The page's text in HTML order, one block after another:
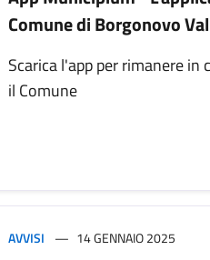
Comune di Borgonovo
Scarica l'app per rimanere in
il Comune
AVVISI 14 GENNAIO 2025